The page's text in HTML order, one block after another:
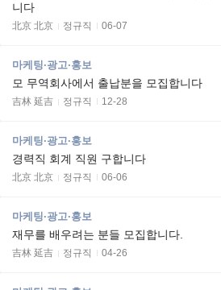
니다
北京 北京 정규직 06-07
마케팅·광고·홍보
모 무역회사에서 출납분을 모집합니다
吉林 延吉 정규직 12-28
마케팅·광고·홍보
경력직 회계 직원 구합니다
北京 北京 정규직 06-06
마케팅·광고·홍보
재무를 배우려는 분들 모집합니다.
吉林 延吉 정규직 04-26